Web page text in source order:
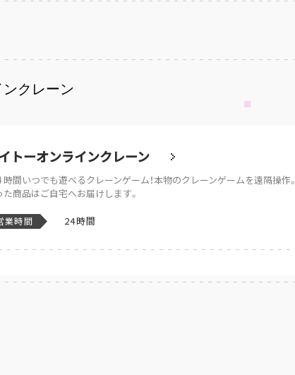
クレーン
トーオンラインクレーン
時間いつでも遊べるクレーンゲーム！本物のクレーンゲームを遠隔操作。
た商品はご自宅へお届けします。
業時間 24時間